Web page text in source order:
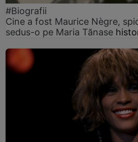
#Biografii
Cine a fost Maurice Nègre,
sedus-o pe Maria Tănase